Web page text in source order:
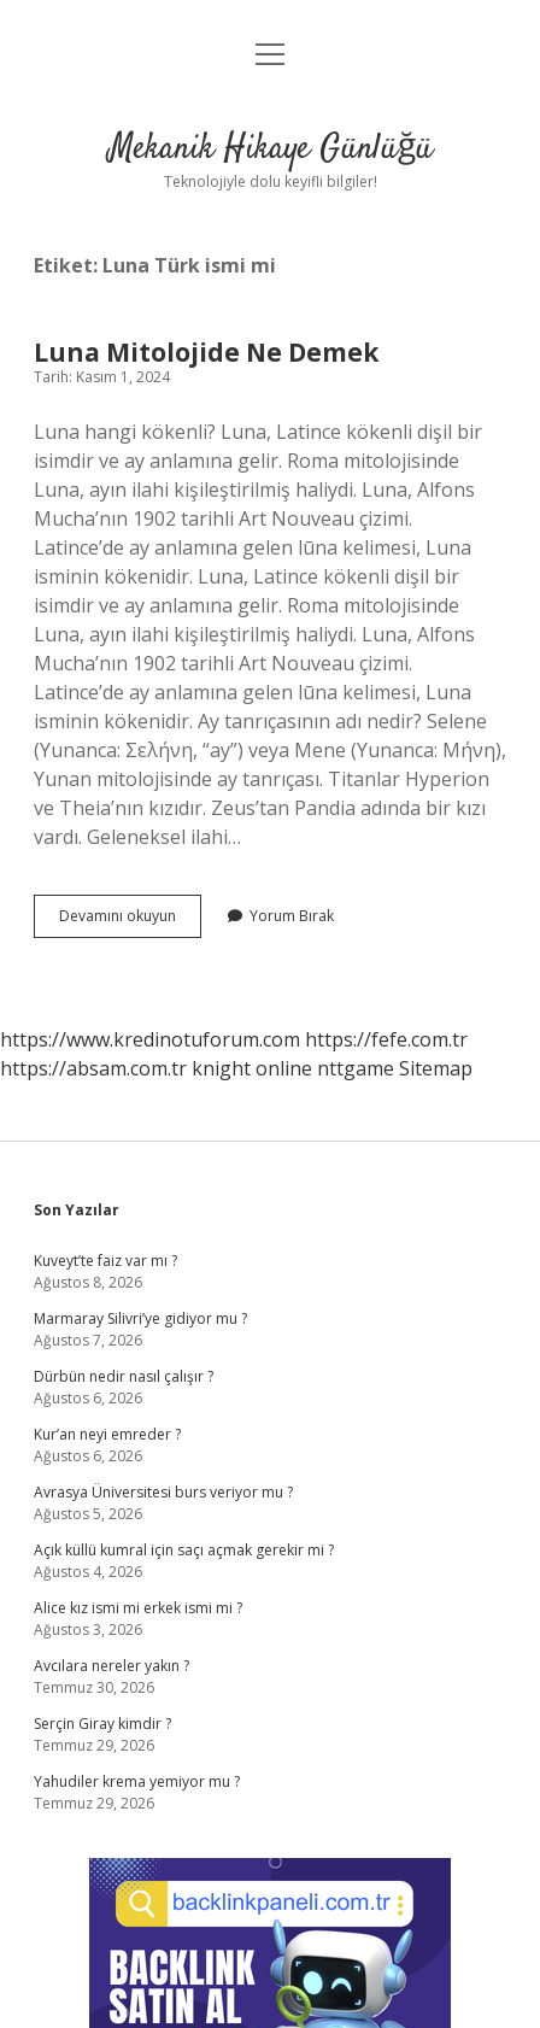
Anasayfa
Yasal Uyarı
menüyü
Mekanik Hikaye Günlüğü
Teknolojiyle dolu keyifli bilgiler!
Etiket: Luna Türk ismi mi
Luna Mitolojide Ne Demek
Tarih: Kasım 1, 2024
Luna hangi kökenli? Luna, Latince kökenli dişil bir
isimdir ve ay anlamına gelir. Roma mitolojisinde
Luna, ayın ilahi kişileştirilmiş haliydi. Luna, Alfons
Mucha’nın 1902 tarihli Art Nouveau çizimi.
Latince’de ay anlamına gelen lūna kelimesi, Luna
isminin kökenidir. Luna, Latince kökenli dişil bir
isimdir ve ay anlamına gelir. Roma mitolojisinde
Luna, ayın ilahi kişileştirilmiş haliydi. Luna, Alfons
Mucha’nın 1902 tarihli Art Nouveau çizimi.
Latince’de ay anlamına gelen lūna kelimesi, Luna
isminin kökenidir. Ay tanrıçasının adı nedir? Selene
(Yunanca: Σελήνη, “ay”) veya Mene (Yunanca: Μήνη),
Yunan mitolojisinde ay tanrıçası. Titanlar Hyperion
ve Theia’nın kızıdır. Zeus’tan Pandia adında bir kızı
vardı. Geleneksel ilahi…
Devamını okuyun
Mitolojide
Yorum Bırak
https://www.kredinotuforum.com https://fefe.com.tr
https://absam.com.tr knight online nttgame Sitemap
Sidebar
Son Yazılar
Kuveyt’te faiz var mı ?
Ağustos 8, 2026
Marmaray Silivri’ye gidiyor mu ?
Ağustos 7, 2026
Dürbün nedir nasıl çalışır ?
Ağustos 6, 2026
Kur’an neyi emreder ?
Ağustos 6, 2026
Avrasya Üniversitesi burs veriyor mu ?
Ağustos 5, 2026
Açık küllü kumral için saçı açmak gerekir mi ?
Ağustos 4, 2026
Alice kız ismi mi erkek ismi mi ?
Ağustos 3, 2026
Avcılara nereler yakın ?
Temmuz 30, 2026
Serçin Giray kimdir ?
Temmuz 29, 2026
Yahudiler krema yemiyor mu ?
Temmuz 29, 2026